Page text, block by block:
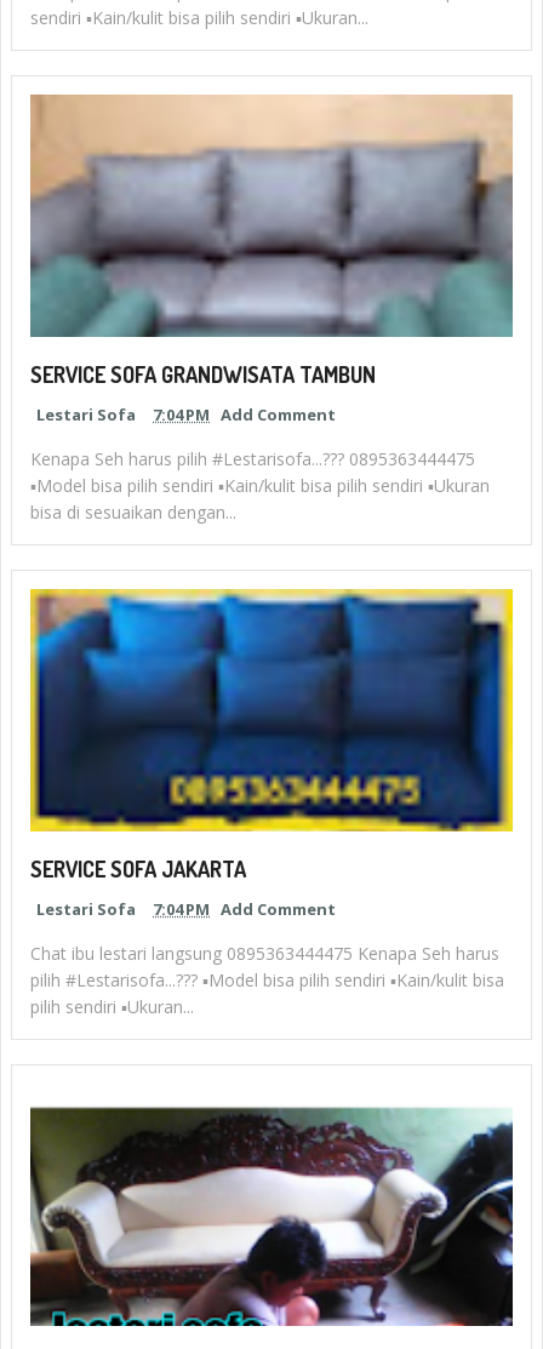
sendiri ▪︎Kain/kulit bisa pilih sendiri ▪︎Ukuran...
SERVICE SOFA GRANDWISATA TAMBUN
Lestari Sofa 7:04 PM Add Comment
Kenapa Seh harus pilih #Lestarisofa...??? 0895363444475
▪︎Model bisa pilih sendiri ▪︎Kain/kulit bisa pilih sendiri ▪︎Ukuran
bisa di sesuaikan dengan...
SERVICE SOFA JAKARTA
Lestari Sofa 7:04 PM Add Comment
Chat ibu lestari langsung 0895363444475 Kenapa Seh harus
pilih #Lestarisofa...??? ▪︎Model bisa pilih sendiri ▪︎Kain/kulit bisa
pilih sendiri ▪︎Ukuran...